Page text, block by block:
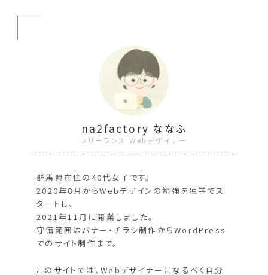
na2factory ななふ
フリーランス Webデザイナー
群馬県在住の40代女子です。
2020年8月からWebデザインの勉強を独学でス
タートし、
2021年11月に開業しました。
守備範囲はバナー・チラシ制作からWordPress
でのサイト制作まで。
このサイトでは、Webデザイナーになるべく自分